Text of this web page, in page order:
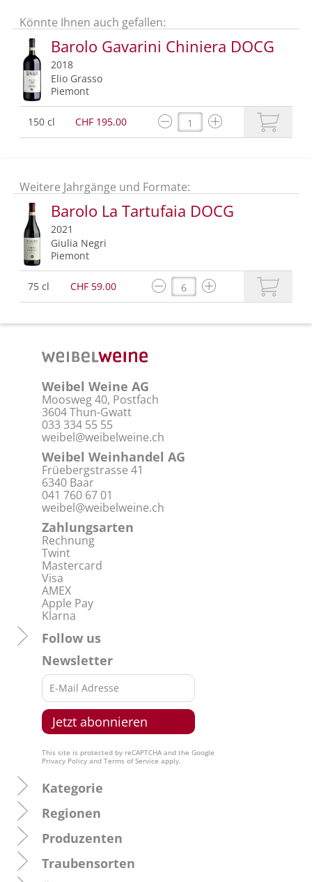
Könnte Ihnen auch gefallen:
Barolo Gavarini Chiniera DOCG
2018
Elio Grasso
Piemont
150 cl CHF 195.00
Weitere Jahrgänge und Formate:
Barolo La Tartufaia DOCG
2021
Giulia Negri
Piemont
75 cl CHF 59.00
Weibel Weine AG
Moosweg 40, Postfach
3604 Thun-Gwatt
033 334 55 55
weibel@weibelweine.ch
Weibel Weinhandel AG
Früebergstrasse 41
6340 Baar
041 760 67 01
weibel@weibelweine.ch
Zahlungsarten
Rechnung
Twint
Mastercard
Visa
AMEX
Apple Pay
Klarna
Follow us
Newsletter
This site is protected by reCAPTCHA and the Google
Privacy Policy and Terms of Service apply.
Kategorie
Regionen
Produzenten
Traubensorten